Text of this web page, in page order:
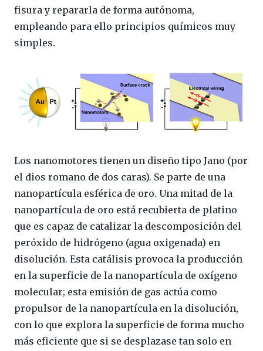
fisura y repararla de forma autónoma,
empleando para ello principios químicos muy
simples.
Los nanomotores tienen un diseño tipo Jano (por
el dios romano de dos caras). Se parte de una
nanopartícula esférica de oro. Una mitad de la
nanopartícula de oro está recubierta de platino
que es capaz de catalizar la descomposición del
peróxido de hidrógeno (agua oxigenada) en
disolución. Esta catálisis provoca la producción
en la superficie de la nanopartícula de oxígeno
molecular; esta emisión de gas actúa como
propulsor de la nanopartícula en la disolución,
con lo que explora la superficie de forma mucho
más eficiente que si se desplazase tan solo en